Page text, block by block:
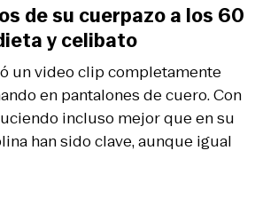
un video clip completamente
en pantalones de cuero. Con
incluso mejor que en su
han sido clave, aunque igual
de su cuerpazo a los 60
y celibato